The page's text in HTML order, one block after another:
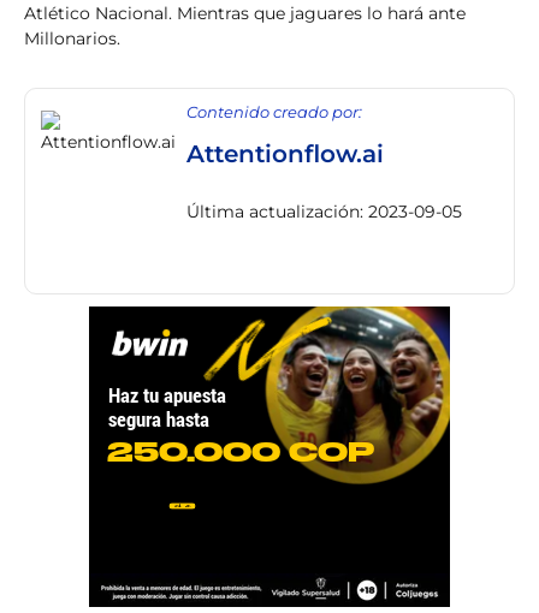
Atlético Nacional. Mientras que jaguares lo hará ante
Millonarios.
Contenido creado por:
Attentionflow.ai
Última actualización: 2023-09-05